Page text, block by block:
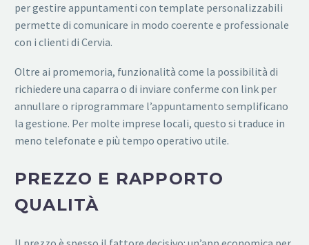
per gestire appuntamenti con template personalizzabili
permette di comunicare in modo coerente e professionale
con i clienti di Cervia.
Oltre ai promemoria, funzionalità come la possibilità di
richiedere una caparra o di inviare conferme con link per
annullare o riprogrammare l’appuntamento semplificano
la gestione. Per molte imprese locali, questo si traduce in
meno telefonate e più tempo operativo utile.
PREZZO E RAPPORTO
QUALITÀ